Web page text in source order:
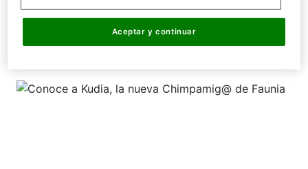
Aceptar y continuar